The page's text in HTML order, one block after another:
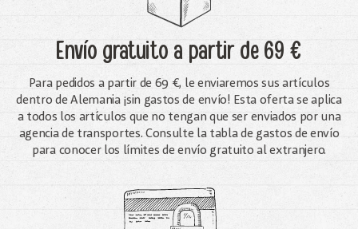
Envío gratuitoa partir de 69 €
Para pedidos a partir de 69 €, le enviaremos sus artículos
dentro de Alemania ¡sin gastos de envío! Esta oferta se aplica
a todos los artículos que no tengan que ser enviados por una
agencia de transportes. Consulte la tabla de gastos de envío
para conocer los límites de envío gratuito al extranjero.